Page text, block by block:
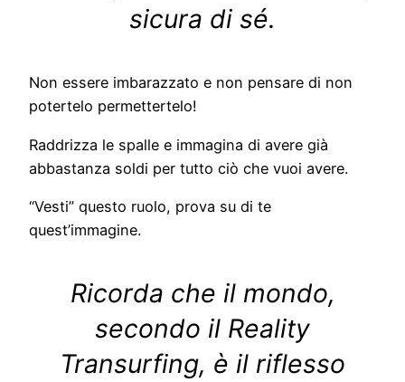
sicura di sé.
Non essere imbarazzato e non pensare di non
potertelo permettertelo!
Raddrizza le spalle e immagina di avere già
abbastanza soldi per tutto ciò che vuoi avere.
“Vesti” questo ruolo, prova su di te
quest’immagine.
Ricorda che il mondo,
secondo il Reality
Transurfing, è il riflesso